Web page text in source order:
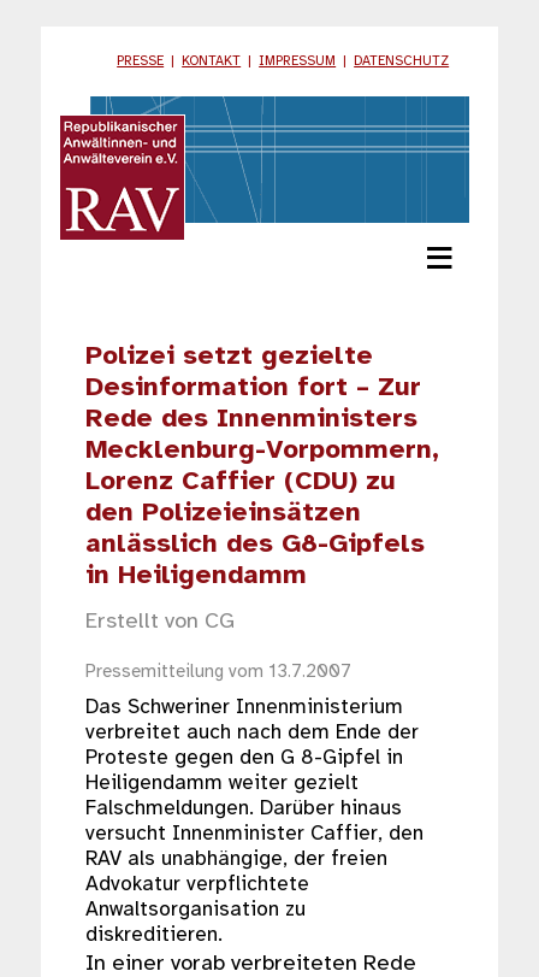
PRESSE KONTAKT |IMPRESSUM DATENSCHUTZ
≡
Polizei setzt gezielte
Desinformation fort – Zur
Rede des Innenministers
Mecklenburg-Vorpommern,
Lorenz Caffier (CDU) zu
den Polizeieinsätzen
anlässlich des G8-Gipfels
in Heiligendamm
Erstellt von CG
Pressemitteilung vom 13.7.2007
Das Schweriner Innenministerium
verbreitet auch nach dem Ende der
Proteste gegen den G 8-Gipfel in
Heiligendamm weiter gezielt
Falschmeldungen. Darüber hinaus
versucht Innenminister Caffier, den
RAV als unabhängige, der freien
Advokatur verpflichtete
Anwaltsorganisation zu
diskreditieren.
In einer vorab verbreiteten Rede